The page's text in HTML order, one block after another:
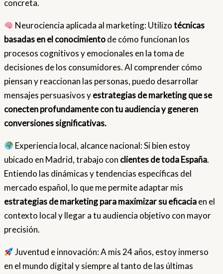
concreta.
Neurociencia aplicada al marketing: Utilizotécnicas
basadas en el conocimientode cómo funcionan los
procesos cognitivos y emocionales en la toma de
decisiones de los consumidores. Al comprender cómo
piensan y reaccionan las personas, puedo desarrollar
mensajes persuasivos yestrategias de marketing que se
conecten profundamente con tu audiencia y generen
conversiones significativas.
Experiencia local, alcance nacional: Si bien estoy
ubicado en Madrid, trabajo con clientes de toda España.
Entiendo las dinámicas y tendencias específicas del
mercado español, lo que me permite adaptar mis
estrategias de marketing para maximizar su eficaciaen el
contexto local y llegar a tu audiencia objetivo con mayor
precisión.
Juventud e innovación: A mis 24 años, estoy inmerso
en el mundo digital y siempre al tanto de las últimas